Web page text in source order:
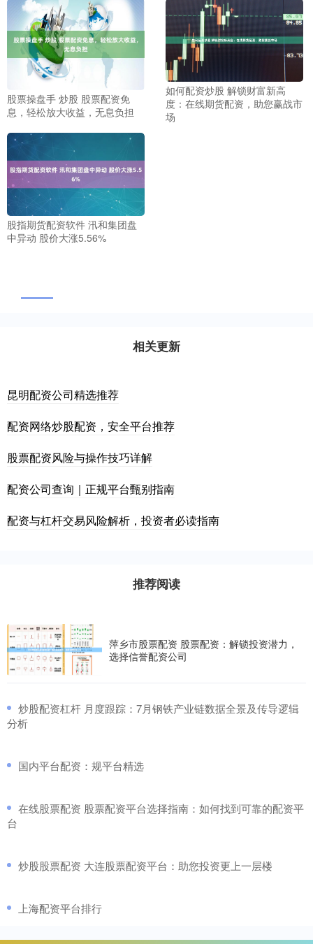
股票操盘手 炒股 股票配资免
息，轻松放大收益，无息负担
如何配资炒股 解锁财富新高
度：在线期货配资，助您赢战市
场
股指期货配资软件 汛和集团盘
中异动 股价大涨5.56%
相关更新
昆明配资公司精选推荐
配资网络炒股配资，安全平台推荐
股票配资风险与操作技巧详解
配资公司查询｜正规平台甄别指南
配资与杠杆交易风险解析，投资者必读指南
推荐阅读
萍乡市股票配资 股票配资：解锁投资潜力，
选择信誉配资公司
​炒股配资杠杆 月度跟踪：7月钢铁产业链数据全景及传导逻辑
分析
​国内平台配资：规平台精选
​在线股票配资 股票配资平台选择指南：如何找到可靠的配资平
台
​炒股股票配资 大连股票配资平台：助您投资更上一层楼
​上海配资平台排行